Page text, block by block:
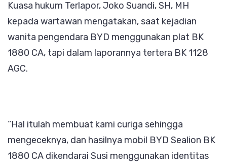
Kuasa hukum Terlapor, Joko Suandi, SH, MH
kepada wartawan mengatakan, saat kejadian
wanita pengendara BYD menggunakan plat BK
1880 CA, tapi dalam laporannya tertera BK 1128
AGC.
“Hal itulah membuat kami curiga sehingga
mengeceknya, dan hasilnya mobil BYD Sealion BK
1880 CA dikendarai Susi menggunakan identitas